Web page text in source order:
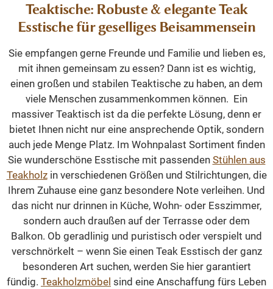
Teaktische: Robuste & elegante Teak
Esstische für geselliges Beisammensein
Sie empfangen gerne Freunde und Familie und lieben es,
mit ihnen gemeinsam zu essen? Dann ist es wichtig,
einen großen und stabilen Teaktische zu haben, an dem
viele Menschen zusammenkommen können. Ein
massiver Teaktisch ist da die perfekte Lösung, denn er
bietet Ihnen nicht nur eine ansprechende Optik, sondern
auch jede Menge Platz. Im Wohnpalast Sortiment finden
Sie wunderschöne Esstische mit passenden Stühlen aus
Teakholzin verschiedenen Größen und Stilrichtungen, die
Ihrem Zuhause eine ganz besondere Note verleihen. Und
das nicht nur drinnen in Küche, Wohn- oder Esszimmer,
sondern auch draußen auf der Terrasse oder dem
Balkon. Ob geradlinig und puristisch oder verspielt und
verschnörkelt – wenn Sie einen Teak Esstisch der ganz
besonderen Art suchen, werden Sie hier garantiert
fündig. Teakholzmöbel sind eine Anschaffung fürs Leben